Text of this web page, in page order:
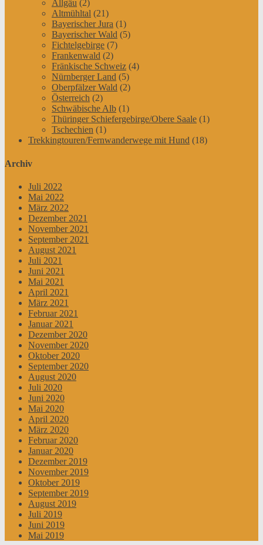
Allgäu (2)
Altmühltal (21)
Bayerischer Jura (1)
Bayerischer Wald (5)
Fichtelgebirge (7)
Frankenwald (2)
Fränkische Schweiz (4)
Nürnberger Land (5)
Oberpfälzer Wald (2)
Österreich (2)
Schwäbische Alb (1)
Thüringer Schiefergebirge/Obere Saale (1)
Tschechien (1)
Trekkingtouren/Fernwanderwege mit Hund (18)
Archiv
Juli 2022
Mai 2022
März 2022
Dezember 2021
November 2021
September 2021
August 2021
Juli 2021
Juni 2021
Mai 2021
April 2021
März 2021
Februar 2021
Januar 2021
Dezember 2020
November 2020
Oktober 2020
September 2020
August 2020
Juli 2020
Juni 2020
Mai 2020
April 2020
März 2020
Februar 2020
Januar 2020
Dezember 2019
November 2019
Oktober 2019
September 2019
August 2019
Juli 2019
Juni 2019
Mai 2019